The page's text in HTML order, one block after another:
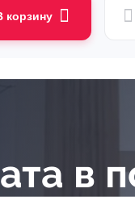
корзину
в